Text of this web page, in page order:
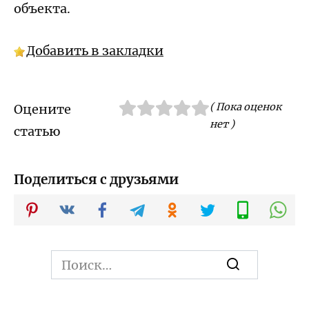
объекта.
Добавить в закладки
Оцените
статью
( Пока оценок
нет )
Поделиться с друзьями
Search
for: